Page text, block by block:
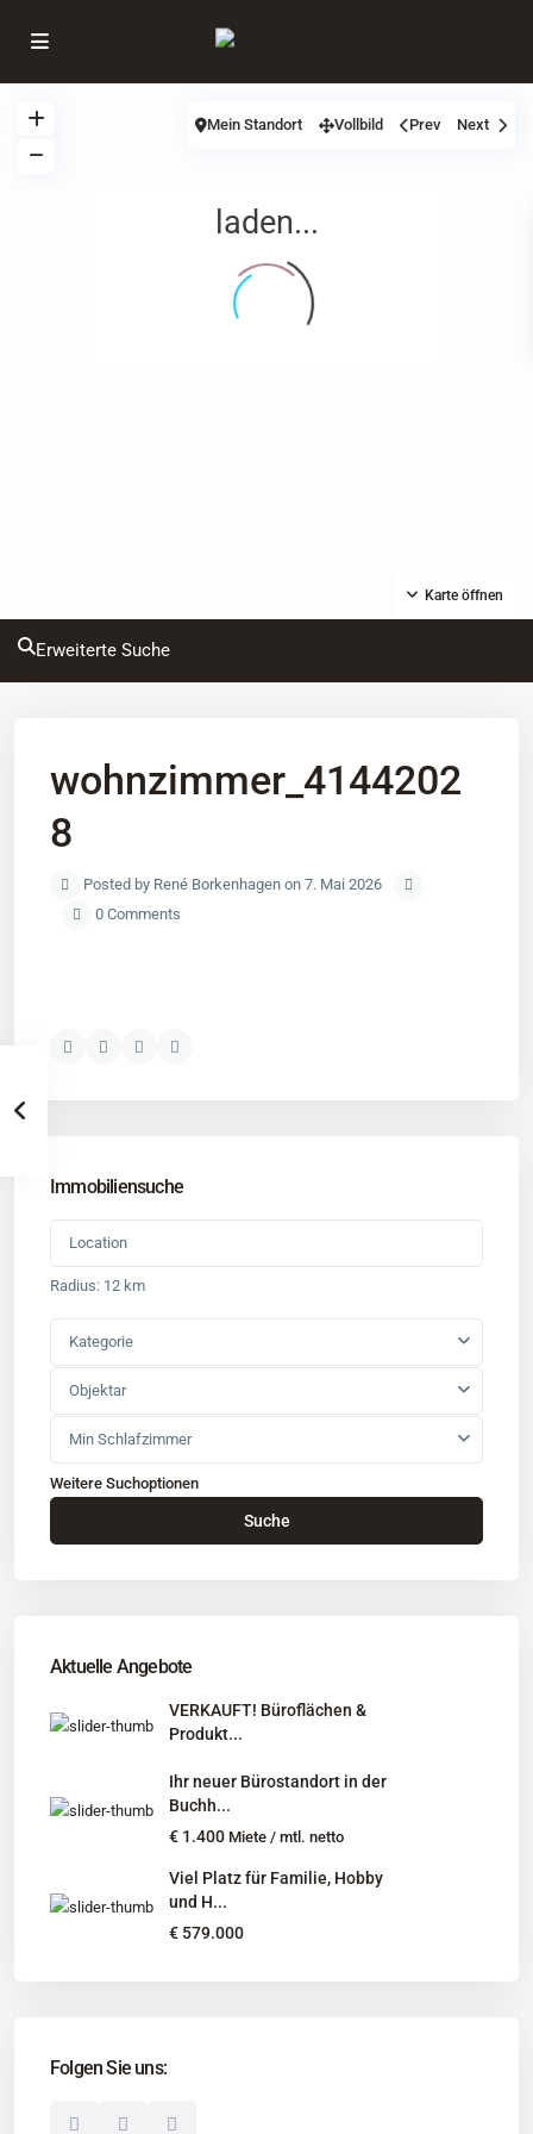
laden...
Karte öffnen
Mein Standort Vollbild Prev Next
Erweiterte Suche
wohnzimmer_4144202
8
Posted by René Borkenhagen on 7. Mai 2026
0 Comments
Immobiliensuche
Radius: 12 km
Kategorie
Objektar
Min Schlafzimmer
Weitere Suchoptionen
Suche
Aktuelle Angebote
VERKAUFT! Büroflächen &
Produkt...
Ihr neuer Bürostandort in der
Buchh...
€ 1.400 Miete / mtl. netto
Viel Platz für Familie, Hobby
und H...
€ 579.000
Folgen Sie uns:
Kontakt
: Buchholz in der Nordheide
Unternehmen
Immobilienangebote